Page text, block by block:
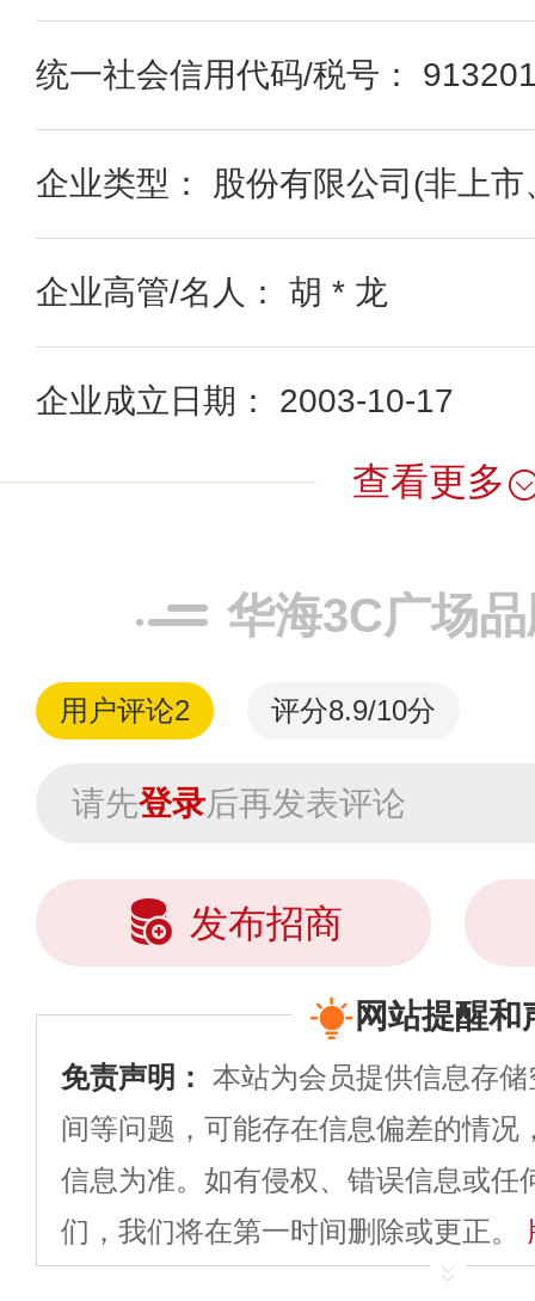
统一社会信用代码/税号：
企业类型： 股份有限公司(非上
企业高管/名人： 胡 * 龙
企业成立日期： 2003-10-17
查看更多
华海3C广场
用户评论2 评分8.9/10分
请先登录后再发表评论
发布招商
网站提醒和
免责声明： 本站为会员提供信息存
间等问题，可能存在信息偏差的情况
信息为准。如有侵权、错误信息或任
们，我们将在第一时间删除或更正。
平台自有内容（文字